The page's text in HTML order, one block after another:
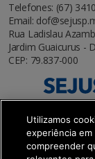
Telefones: (67)
Email:
Rua Ladislau
Jardim Guaicurus -
CEP: 79.837-000
Utilizamos
experiência
compreender